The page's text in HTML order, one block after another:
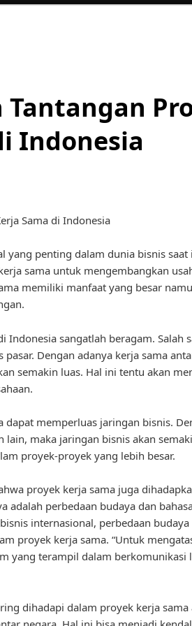
Indonesia
Sama di Indonesia
yang penting dalam dunia bisnis saat
sama untuk mengembangkan
memiliki manfaat yang besar
Indonesia sangatlah beragam. Salah
Dengan adanya kerja sama
semakin luas. Hal ini tentu akan
dapat memperluas jaringan bisnis.
lain, maka jaringan bisnis akan
proyek-proyek yang lebih besar.
proyek kerja sama juga
adalah perbedaan budaya dan
internasional, perbedaan budaya
proyek kerja sama. “Untuk
yang terampil dalam berkomunikasi
dihadapi dalam proyek kerja sama